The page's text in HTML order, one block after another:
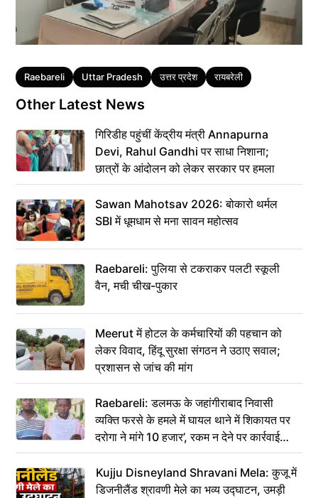
Tags
Raebareli Uttar Pradesh उत्तर प्रदेश रायबरेली
Other Latest News
गिरिडीह पहुंचीं केंद्रीय मंत्री Annapurna
Devi, Rahul Gandhi पर साधा निशाना;
छात्रों के आंदोलन को लेकर सरकार पर हमला
Sawan Mahotsav 2026: बोकारो थर्मल
SBI में धूमधाम से मना सावन महोत्सव
Raebareli: पुलिया से टकराकर पलटी स्कूली
वैन, मची चीख-पुकार
Meerut में होटल के कर्मचारियों की पहचान को
लेकर विवाद, हिंदू सुरक्षा संगठन ने उठाए सवाल;
प्रशासन से जांच की मांग
Raebareli: डलमऊ के जहांगीराबाद निवासी
व्यक्ति फरसे के हमले में घायल थाने में शिकायत पर
दरोगा ने मांगे 10 हजार’, रकम न देने पर कार्रवाई
ठंडी!
Kujju Disneyland Shravani Mela: कुजू में
डिजनीलैंड श्रावणी मेले का भव्य उद्घाटन, उमड़ी